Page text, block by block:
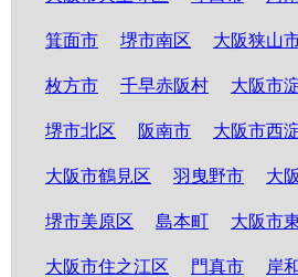
箕面市 堺市南区 大阪狭山
枚方市 千早赤阪村 大阪市
堺市北区 阪南市 大阪市西
大阪市鶴見区 羽曳野市 大
堺市美原区 島本町 大阪市
大阪市住之江区 門真市 岸